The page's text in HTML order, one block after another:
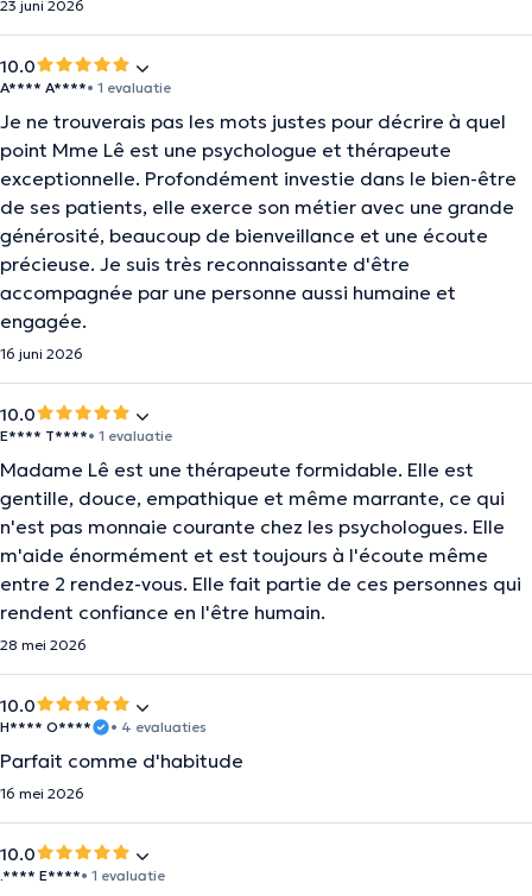
23 juni 2026
10.0
A**** A****• 1 evaluatie
Je ne trouverais pas les mots justes pour décrire à quel
point Mme Lê est une psychologue et thérapeute
exceptionnelle. Profondément investie dans le bien-être
de ses patients, elle exerce son métier avec une grande
générosité, beaucoup de bienveillance et une écoute
précieuse. Je suis très reconnaissante d'être
accompagnée par une personne aussi humaine et
engagée.
16 juni 2026
10.0
E**** T****• 1 evaluatie
Madame Lê est une thérapeute formidable. Elle est
gentille, douce, empathique et même marrante, ce qui
n'est pas monnaie courante chez les psychologues. Elle
m'aide énormément et est toujours à l'écoute même
entre 2 rendez-vous. Elle fait partie de ces personnes qui
rendent confiance en l'être humain.
28 mei 2026
10.0
H**** O**** • 4 evaluaties
Parfait comme d'habitude
16 mei 2026
10.0
.**** E****• 1 evaluatie